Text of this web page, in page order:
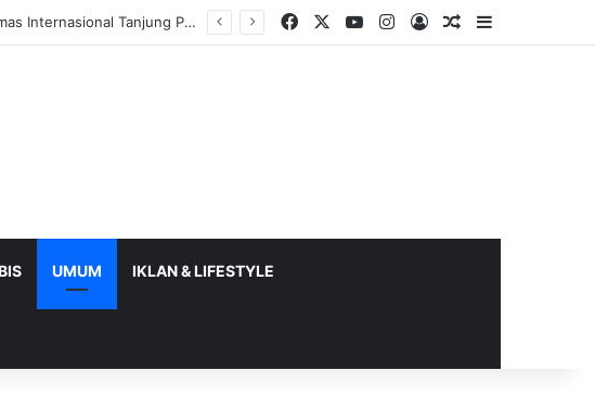
FacebookYouTubeInstagram
Log InRandom Article
Sidebar
UMUM IKLAN & LIFESTYLE